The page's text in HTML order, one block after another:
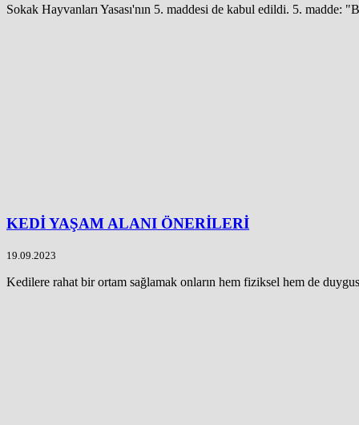
Sokak Hayvanları Yasası'nın 5. maddesi de kabul edildi. 5. madde:
KEDİ YAŞAM ALANI ÖNERİLERİ
19.09.2023
Kedilere rahat bir ortam sağlamak onların hem fiziksel hem de